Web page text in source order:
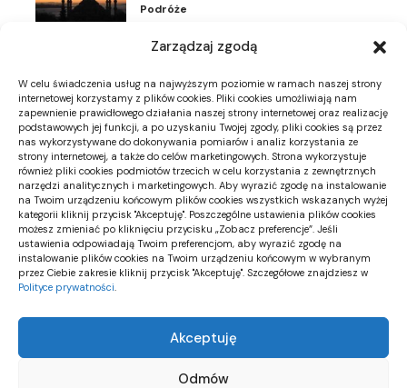
Zarządzaj zgodą
W celu świadczenia usług na najwyższym poziomie w ramach naszej strony
internetowej korzystamy z plików cookies. Pliki cookies umożliwiają nam
zapewnienie prawidłowego działania naszej strony internetowej oraz realizację
podstawowych jej funkcji, a po uzyskaniu Twojej zgody, pliki cookies są przez
nas wykorzystywane do dokonywania pomiarów i analiz korzystania ze
strony internetowej, a także do celów marketingowych. Strona wykorzystuje
również pliki cookies podmiotów trzecich w celu korzystania z zewnętrznych
narzędzi analitycznych i marketingowych. Aby wyrazić zgodę na instalowanie
na Twoim urządzeniu końcowym plików cookies wszystkich wskazanych wyżej
kategorii kliknij przycisk "Akceptuję". Poszczególne ustawienia plików cookies
możesz zmieniać po kliknięciu przycisku „Zobacz preferencje”. Jeśli
ustawienia odpowiadają Twoim preferencjom, aby wyrazić zgodę na
instalowanie plików cookies na Twoim urządzeniu końcowym w wybranym
przez Ciebie zakresie kliknij przycisk "Akceptuję". Szczegółowe znajdziesz w
Polityce prywatności.
Akceptuję
Odmów
Podróże
Plisy na okna uchylne: kiedy
Meble i dekoracje
Zdjęcie miejsca montażu neonu: co
powinno pokazywać
Dekoracje DIY
TopCityNews
Dowiedz się o nowinkach w twojej okolicy i na świecie
jako pierwszy! Dołącz do naszej społeczności, czytaj,
komentuj, dziel się ciekawymi informacjami.